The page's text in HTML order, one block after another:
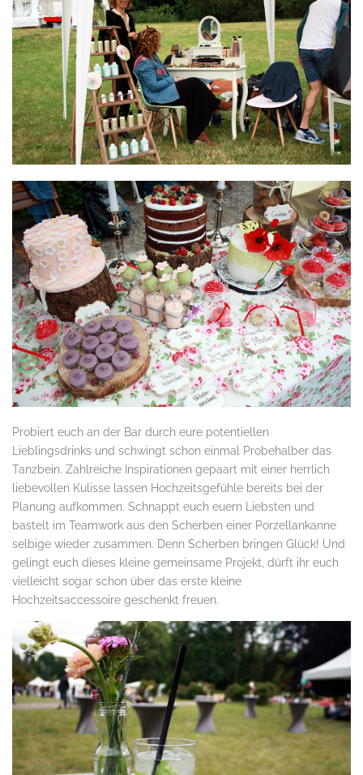
Probiert euch an der Bar durch eure potentiellen
Lieblingsdrinks und schwingt schon einmal Probehalber das
Tanzbein. Zahlreiche Inspirationen gepaart mit einer herrlich
liebevollen Kulisse lassen Hochzeitsgefühle bereits bei der
Planung aufkommen. Schnappt euch euern Liebsten und
bastelt im Teamwork aus den Scherben einer Porzellankanne
selbige wieder zusammen. Denn Scherben bringen Glück! Und
gelingt euch dieses kleine gemeinsame Projekt, dürft ihr euch
vielleicht sogar schon über das erste kleine
Hochzeitsaccessoire geschenkt freuen.